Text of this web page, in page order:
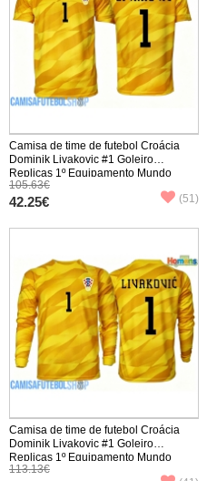
Camisa de time de futebol Croácia
Dominik Livakovic #1 Goleiro
Replicas 1º Equipamento Mundo
2026 Manga Curta
105.63€
42.25€ (51)
Camisa de time de futebol Croácia
Dominik Livakovic #1 Goleiro
Replicas 1º Equipamento Mundo
2026 Manga Comprida
113.13€